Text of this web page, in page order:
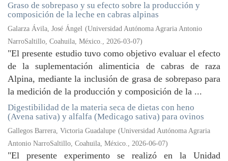
Graso de sobrepaso y su efecto sobre la producción y
composición de la leche en cabras alpinas
Galarza Ávila, José Ángel (Universidad Autónoma Agraria Antonio
NarroSaltillo, Coahuila, México., 2026-03-07)
"El presente estudio tuvo como objetivo evaluar el efecto
de la suplementación alimenticia de cabras de raza
Alpina, mediante la inclusión de grasa de sobrepaso para
la medición de la producción y composición de la ...
Digestibilidad de la materia seca de dietas con heno
(Avena sativa) y alfalfa (Medicago sativa) para ovinos
Gallegos Barrera, Victoria Guadalupe (Universidad Autónoma Agraria
Antonio NarroSaltillo, Coahuila, México., 2026-06-07)
"El presente experimento se realizó en la Unidad